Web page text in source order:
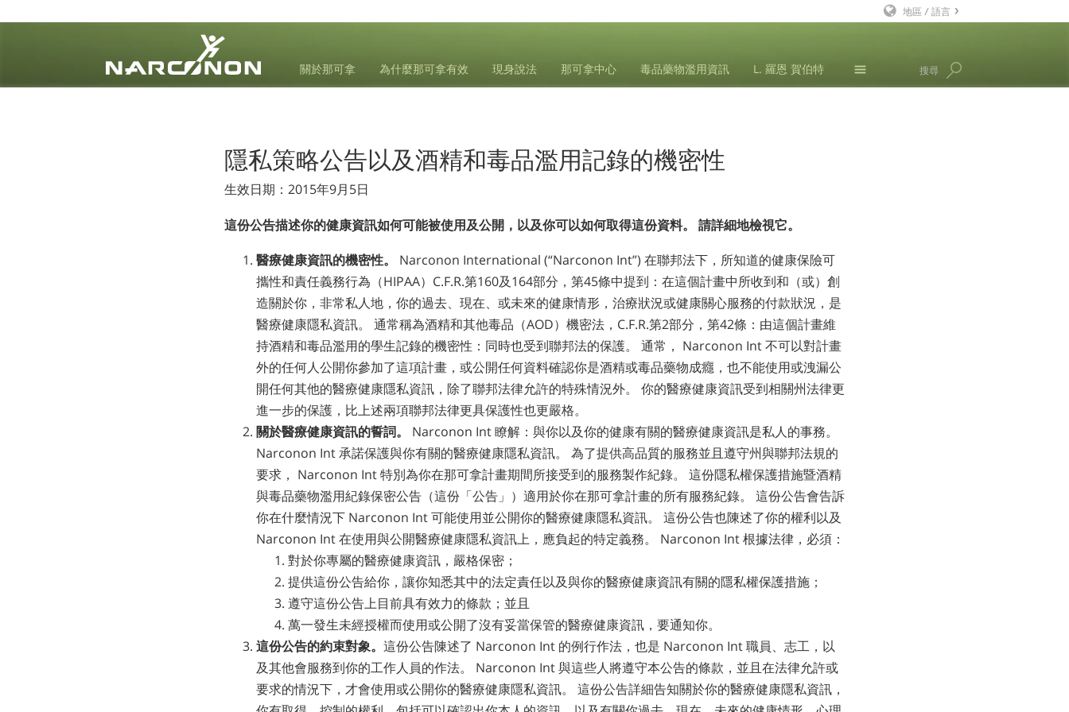
關於那可拿 為什麼那可拿有效 現身說法 那可拿中心 毒品藥物濫用資訊 L. 羅恩 賀伯特 搜尋
地區 / 語言
丹麥文
義大利文
日文
馬其頓文
荷蘭文
挪威文
俄文
瑞典文
繁體中文
土耳其文
所有區域／語言
隱私策略公告以及酒精和毒品濫用記錄的機密性
生效日期：2015年9月5日
這份公告描述你的健康資訊如何可能被使用及公開，以及你可以如何取得這份資料。 請詳細地檢視它。
醫療健康資訊的機密性。
Narconon International (“Narconon Int”) 在聯邦法下，所知道的健康保險可
攜性和責任義務行為（HIPAA）C.F.R.第160及164部分，第45條中提到：在這個計畫中所收到和（或）創
造關於你，非常私人地，你的過去、現在、或未來的健康情形，治療狀況或健康關心服務的付款狀況，是
醫療健康隱私資訊。 通常稱為酒精和其他毒品（AOD）機密法，C.F.R.第2部分，第42條：由這個計畫維
持酒精和毒品濫用的學生記錄的機密性：同時也受到聯邦法的保護。 通常， Narconon Int 不可以對計畫
外的任何人公開你參加了這項計畫，或公開任何資料確認你是酒精或毒品藥物成癮，也不能使用或洩漏公
開任何其他的醫療健康隱私資訊，除了聯邦法律允許的特殊情況外。 你的醫療健康資訊受到相關州法律更
進一步的保護，比上述兩項聯邦法律更具保護性也更嚴格。
關於醫療健康資訊的誓詞。
Narconon Int 瞭解：與你以及你的健康有關的醫療健康資訊是私人的事務。
Narconon Int 承諾保護與你有關的醫療健康隱私資訊。 為了提供高品質的服務並且遵守州與聯邦法規的
要求， Narconon Int 特別為你在那可拿計畫期間所接受到的服務製作紀錄。 這份隱私權保護措施暨酒精
與毒品藥物濫用紀錄保密公告（這份「公告」）適用於你在那可拿計畫的所有服務紀錄。 這份公告會告訴
你在什麼情況下 Narconon Int 可能使用並公開你的醫療健康隱私資訊。 這份公告也陳述了你的權利以及
Narconon Int 在使用與公開醫療健康隱私資訊上，應負起的特定義務。 Narconon Int 根據法律，必須：
對於你專屬的醫療健康資訊，嚴格保密；
提供這份公告給你，讓你知悉其中的法定責任以及與你的醫療健康資訊有關的隱私權保護措施；
遵守這份公告上目前具有效力的條款；並且
萬一發生未經授權而使用或公開了沒有妥當保管的醫療健康資訊，要通知你。
這份公告的約束對象。 這份公告陳述了 Narconon Int 的例行作法，也是 Narconon Int 職員、志工，以
及其他會服務到你的工作人員的作法。 Narconon Int 與這些人將遵守本公告的條款，並且在法律允許或
要求的情況下，才會使用或公開你的醫療健康隱私資訊。 這份公告詳細告知關於你的醫療健康隱私資訊，